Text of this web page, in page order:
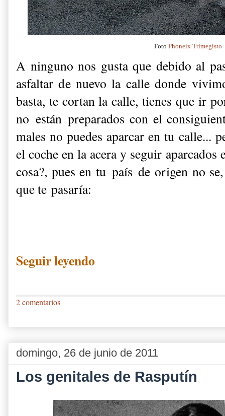
Foto Phoneix Trimegisto
A ninguno nos gusta que debido al
asfaltar de nuevo la calle donde
basta, te cortan la calle, tienes que ir
no están preparados con el
males no puedes aparcar en tu calle...
el coche en la acera y seguir
cosa?, pues en tu país de origen no
que te pasaría:
Seguir leyendo
2 comentarios
domingo, 26 de junio de 2011
Los genitales de Rasputín